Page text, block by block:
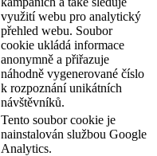
využití webu pro analytický
přehled webu. Soubor
cookie ukládá informace
anonymně a přiřazuje
náhodně vygenerované číslo
k rozpoznání unikátních
návštěvníků.
Tento soubor cookie je
nainstalován službou Google
Analytics.